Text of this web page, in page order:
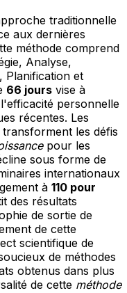
traditionnelle
aux dernières
méthode comprend
Analyse,
Planification et
66 jours vise à
personnelle
récentes. Les
les défis
pour les
sous forme de
internationaux
à 110 pour
des résultats
de sortie de
de cette
scientifique de
de méthodes
obtenus dans plus
de cette méthode